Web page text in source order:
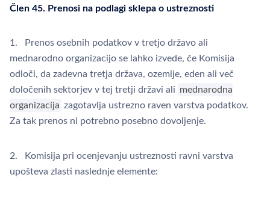
Člen 45. Prenosi na podlagi sklepa o ustreznosti
1. Prenos osebnih podatkov v tretjo državo ali
mednarodno organizacijo se lahko izvede, če Komisija
odloči, da zadevna tretja država, ozemlje, eden ali več
določenih sektorjev v tej tretji državi ali mednarodna
organizacija zagotavlja ustrezno raven varstva podatkov.
Za tak prenos ni potrebno posebno dovoljenje.
2. Komisija pri ocenjevanju ustreznosti ravni varstva
upošteva zlasti naslednje elemente: